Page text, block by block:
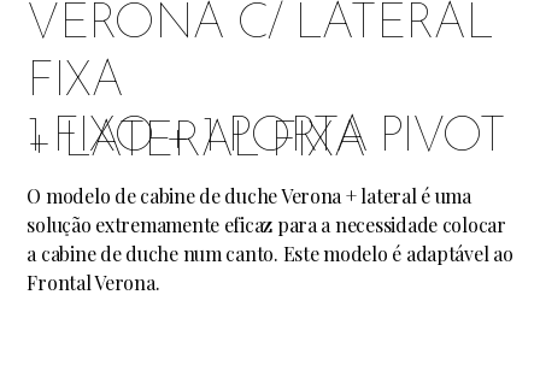
VERONA C/ LATERAL
FIXA
1 FIXO + 1 PORTA PIVOT
+ LATERAL FIXA
O modelo de cabine de duche Verona + lateral é uma
solução extremamente eficaz para a necessidade colocar
a cabine de duche num canto. Este modelo é adaptável ao
Frontal Verona.